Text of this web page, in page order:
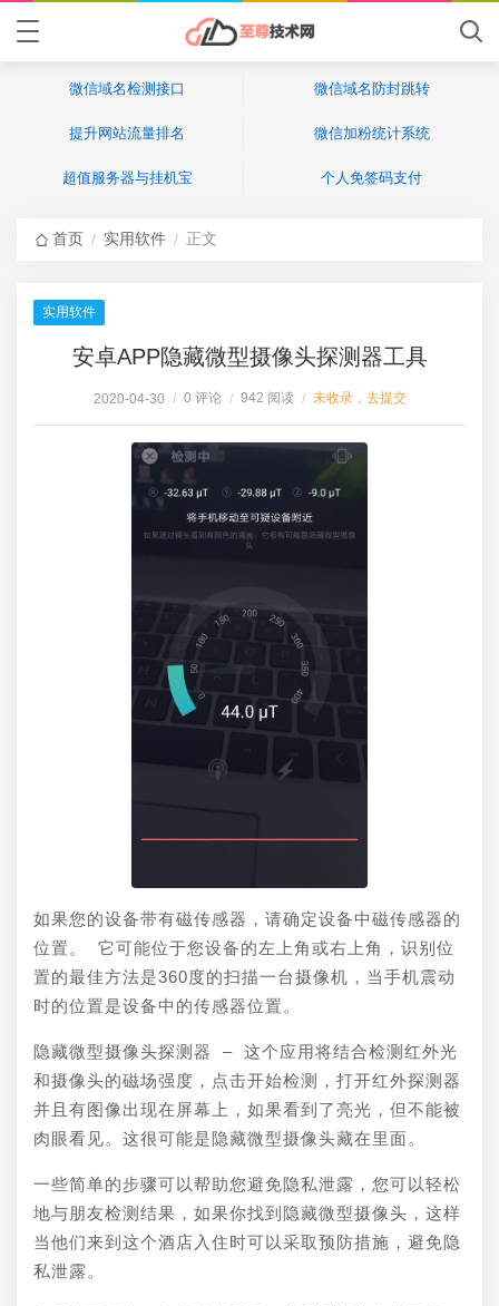
微信域名检测接口 微信域名防封跳转
提升网站流量排名 微信加粉统计系统
超值服务器与挂机宝 个人免签码支付
首页 / 实用软件 / 正文
实用软件
安卓APP隐藏微型摄像头探测器工具
2020-04-30 / 0 评论 / 942 阅读 / 未收录，去提交
如果您的设备带有磁传感器，请确定设备中磁传感器的
位置。 它可能位于您设备的左上角或右上角，识别位
置的最佳方法是360度的扫描一台摄像机，当手机震动
时的位置是设备中的传感器位置。
隐藏微型摄像头探测器 – 这个应用将结合检测红外光
和摄像头的磁场强度，点击开始检测，打开红外探测器
并且有图像出现在屏幕上，如果看到了亮光，但不能被
肉眼看见。这很可能是隐藏微型摄像头藏在里面。
一些简单的步骤可以帮助您避免隐私泄露，您可以轻松
地与朋友检测结果，如果你找到隐藏微型摄像头，这样
当他们来到这个酒店入住时可以采取预防措施，避免隐
私泄露。